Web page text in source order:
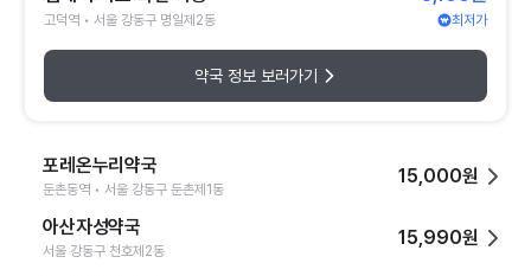
고덕역 • 서울 강동구 명일제2동 최저가
약국 정보 보러가기
포레온누리약국
둔촌동역 • 서울 강동구 둔촌제1동
15,000원
아산자성약국
서울 강동구 천호제2동
15,990원